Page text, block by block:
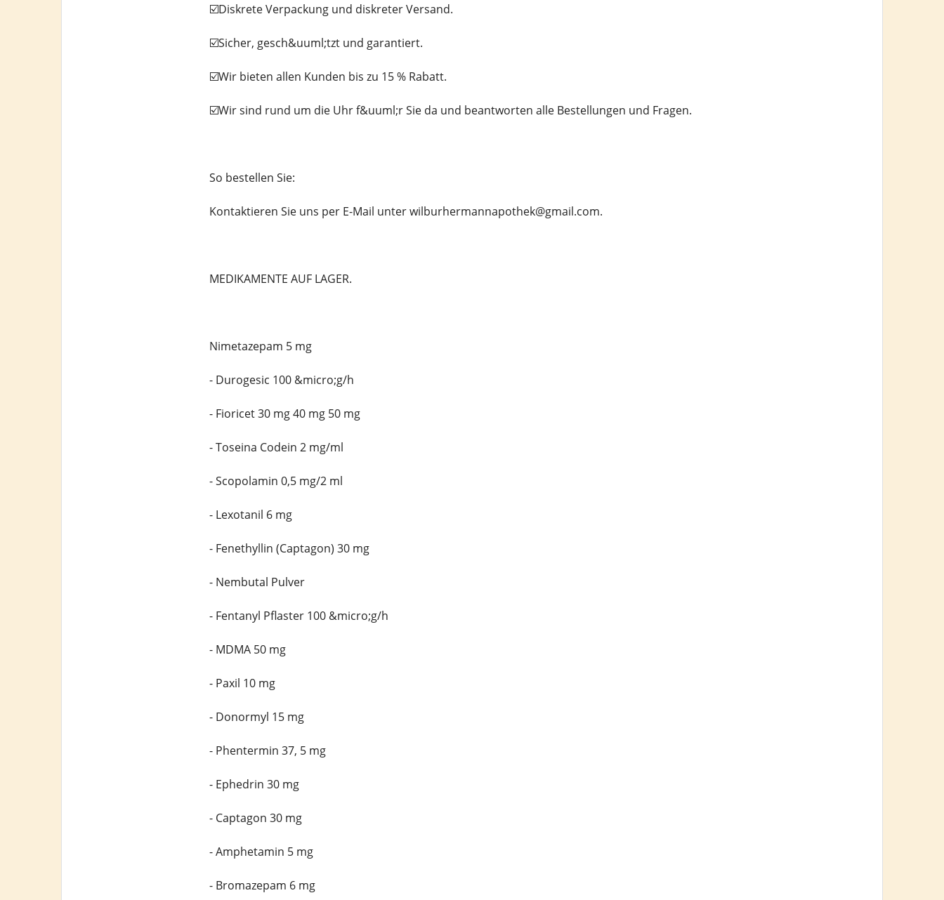
☑️Diskrete Verpackung und diskreter Versand.
☑️Sicher, gesch&uuml;tzt und garantiert.
☑️Wir bieten allen Kunden bis zu 15 % Rabatt.
☑️Wir sind rund um die Uhr f&uuml;r Sie da und beantworten alle Bestellungen und Fragen.
So bestellen Sie:
Kontaktieren Sie uns per E-Mail unter wilburhermannapothek@gmail.com.
MEDIKAMENTE AUF LAGER.
Nimetazepam 5 mg
- Durogesic 100 &micro;g/h
- Fioricet 30 mg 40 mg 50 mg
- Toseina Codein 2 mg/ml
- Scopolamin 0,5 mg/2 ml
- Lexotanil 6 mg
- Fenethyllin (Captagon) 30 mg
- Nembutal Pulver
- Fentanyl Pflaster 100 &micro;g/h
- MDMA 50 mg
- Paxil 10 mg
- Donormyl 15 mg
- Phentermin 37, 5 mg
- Ephedrin 30 mg
- Captagon 30 mg
- Amphetamin 5 mg
- Bromazepam 6 mg